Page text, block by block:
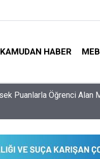
KAMUDAN HABER MEB